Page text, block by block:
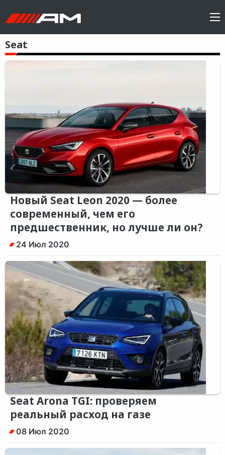
Seat
Новый Seat Leon 2020 — более
современный, чем его
предшественник, но лучше ли он?
24 Июл 2020
Seat Arona TGI: проверяем
реальный расход на газе
08 Июл 2020